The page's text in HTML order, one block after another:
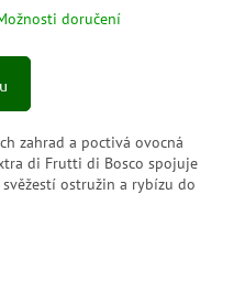
doručení
zahrad a poctivá ovocná
di Frutti di Bosco spojuje
ostružin a rybízu do